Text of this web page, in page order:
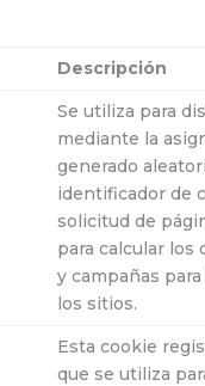
Descripción
Se utiliza para
mediante la
generado
identificador de
solicitud de
para calcular los
y campañas
los sitios.
Esta cookie
que se utiliza